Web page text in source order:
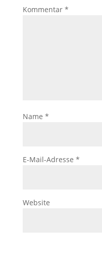
Kommentar *
Name *
E-Mail-Adresse *
Website